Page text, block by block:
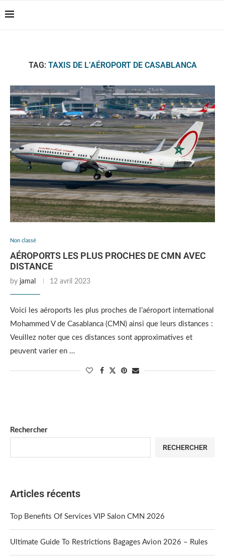
TAG: TAXIS DE L’AÉROPORT DE CASABLANCA
Non classé
AÉROPORTS LES PLUS PROCHES DE CMN AVEC
DISTANCE
by jamal 12 avril 2023
Voici les aéroports les plus proches de l’aéroport international
Mohammed V de Casablanca (CMN) ainsi que leurs distances :
Veuillez noter que ces distances sont approximatives et
peuvent varier en …
Rechercher
RECHERCHER
Articles récents
Top Benefits Of Services VIP Salon CMN 2026
Ultimate Guide To Restrictions Bagages Avion 2026 – Rules